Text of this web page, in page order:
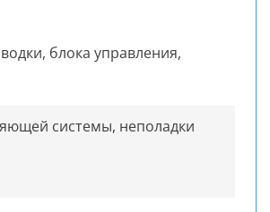
блока управления,
системы, неполадки